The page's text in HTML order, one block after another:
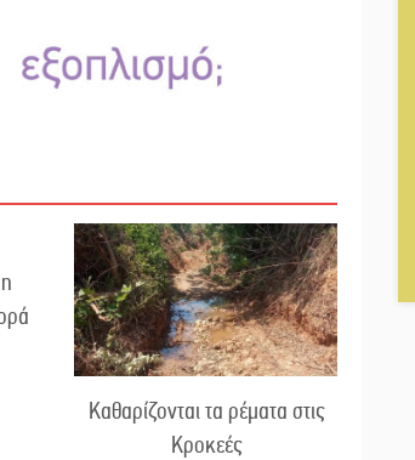
Καθαρίζονται τα ρέματα στις
Κροκεές